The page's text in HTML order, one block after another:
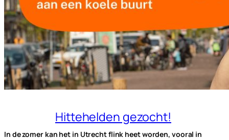
Hittehelden gezocht!
In de zomer kan het in Utrecht flink heet worden, vooral in